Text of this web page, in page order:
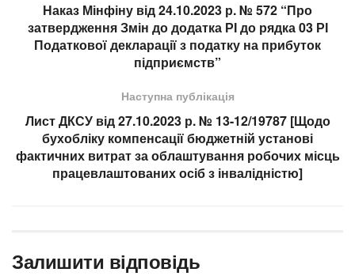
Наказ Мінфіну від 24.10.2023 р. № 572 “Про
затвердження Змін до додатка РІ до рядка 03 РІ
Податкової декларації з податку на прибуток
підприємств”
Наступна публікація
Лист ДКСУ від 27.10.2023 р. № 13-12/19787 [Щодо
бухобліку компенсації бюджетній установі
фактичних витрат за облаштування робочих місць
працевлаштованих осіб з інвалідністю]
Залишити відповідь